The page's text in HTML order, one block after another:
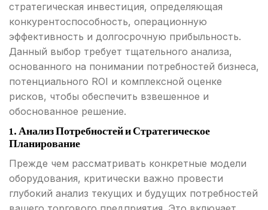
стратегическая инвестиция, определяющая
конкурентоспособность, операционную
эффективность и долгосрочную прибыльность.
Данный выбор требует тщательного анализа,
основанного на понимании потребностей бизнеса,
потенциального ROI и комплексной оценке
рисков, чтобы обеспечить взвешенное и
обоснованное решение.
1. Анализ Потребностей и Стратегическое
Планирование
Прежде чем рассматривать конкретные модели
оборудования, критически важно провести
глубокий анализ текущих и будущих потребностей